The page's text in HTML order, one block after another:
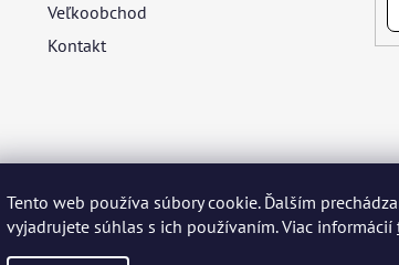
Tento web používa súbory cookie. Ďalším
vyjadrujete súhlas s ich používaním. Viac informácií
Veľkoobchod
Kontakt
Deutsch Magyar Język polski Română Italiano
Nederlands Українська